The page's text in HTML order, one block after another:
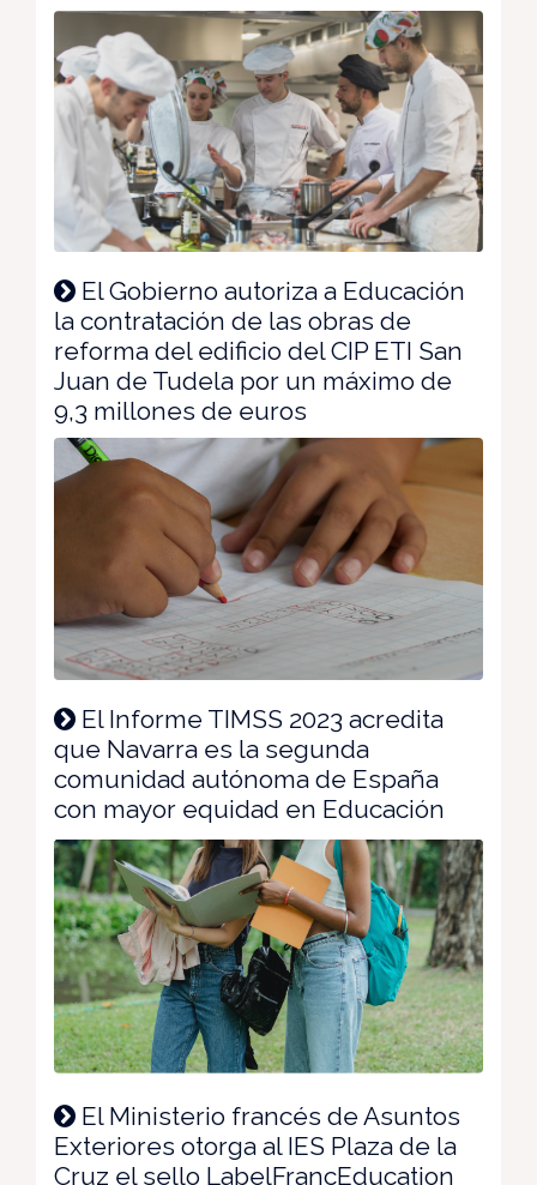
El Gobierno autoriza a Educación
la contratación de las obras de
reforma del edificio del CIP ETI San
Juan de Tudela por un máximo de
9,3 millones de euros
El Informe TIMSS 2023 acredita
que Navarra es la segunda
comunidad autónoma de España
con mayor equidad en Educación
El Ministerio francés de Asuntos
Exteriores otorga al IES Plaza de la
Cruz el sello LabelFrancEducation